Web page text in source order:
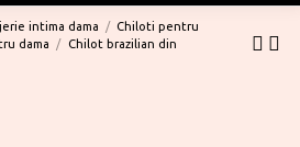
intima dama
Chiloti pentru
dama
Chilot brazilian din